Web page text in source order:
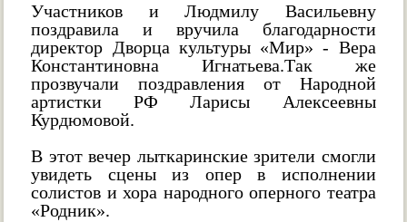
Участников и Людмилу Васильевну
поздравила и вручила благодарности
директор Дворца культуры «Мир» - Вера
Константиновна Игнатьева.Так же
прозвучали поздравления от Народной
артистки РФ Ларисы Алексеевны
Курдюмовой.
В этот вечер лыткаринские зрители смогли
увидеть сцены из опер в исполнении
солистов и хора народного оперного театра
«Родник».